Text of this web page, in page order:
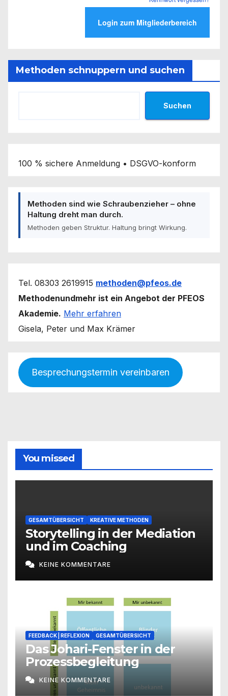
Methoden schnuppern und suchen
Suchen
100 % sichere Anmeldung • DSGVO-konform
Methoden sind wie Schraubenzieher – ohne
Haltung dreht man durch.
Methoden geben Struktur. Haltung bringt Wirkung.
Tel. 08303 2619915 methoden@pfeos.de
Methodenundmehr ist ein Angebot der PFEOS
Akademie. Mehr erfahren
Gisela, Peter und Max Krämer
Besprechungstermin vereinbaren
You missed
GESAMTÜBERSICHT KREATIVE METHODEN
Storytelling in der Mediation
und im Coaching
KEINE KOMMENTARE
FEEDBACK | REFLEXION GESAMTÜBERSICHT
Das Johari-Fenster in der
Prozessbegleitung
KEINE KOMMENTARE